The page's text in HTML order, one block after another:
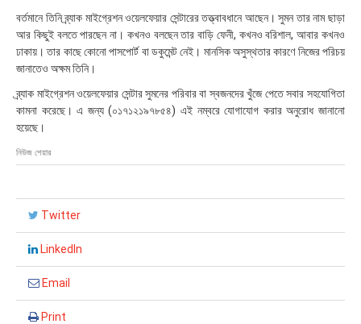
১
৮
বর্তমানে তিনি ব্র্যাক মাইগ্রেশন ওয়েলফেয়ার সেন্টারের তত্ত্বাবধানে আছেন। সুমন তার নাম ছাড়া
আর কিছুই বলতে পারছেন না। কখনও বলছেন তার বাড়ি ফেনী, কখনও বরিশাল, আবার কখনও
ঢাকায়। তার কাছে কোনো পাসপোর্ট বা ডকুমেন্ট নেই। মানসিক অসুস্থতার কারণে নিজের পরিচয়
জানাতেও অক্ষম তিনি।
ব্র্যাক মাইগ্রেশন ওয়েলফেয়ার সেন্টার সুমনের পরিবার বা স্বজনদের খুঁজে পেতে সবার সহযোগিতা
কামনা করেছে। এ জন্য (০১৭১২১৯৭৮৫৪) এই নম্বরে যোগাযোগ করার অনুরোধ জানানো
হয়েছে।
নিউজ শেয়ার
Twitter
LinkedIn
Email
Print